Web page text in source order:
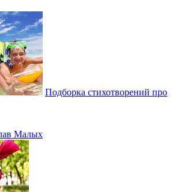
Подборка стихотворений про
Малых